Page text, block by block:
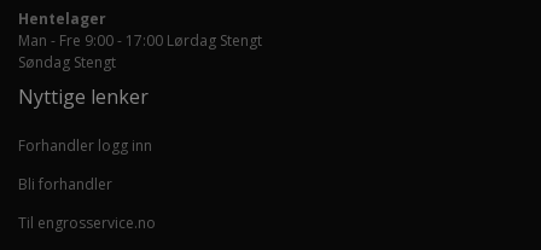
Hentelager
Man - Fre 9:00 - 17:00 Lørdag Stengt
Søndag Stengt
Nyttige lenker
Forhandler logg inn
Bli forhandler
Til engrosservice.no